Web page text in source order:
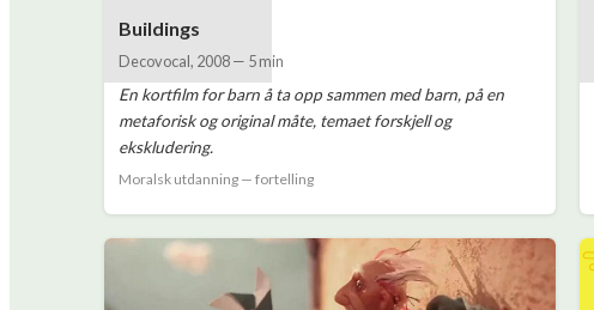
Buildings
Decovocal, 2008— 5 min
En kortfilm for barn å ta opp sammen med barn, på en
metaforisk og original måte, temaet forskjell og
ekskludering.
Moralsk utdanning — fortelling